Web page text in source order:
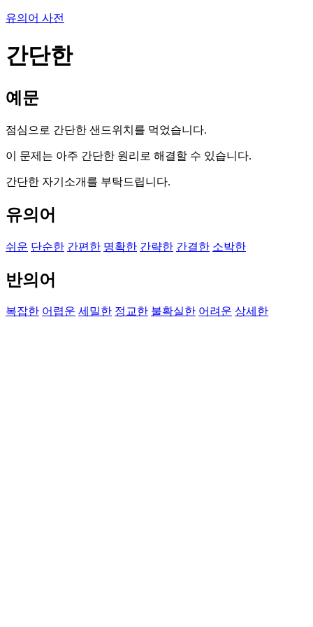
유의어 사전
간단한
예문
점심으로 간단한 샌드위치를 먹었습니다.
이 문제는 아주 간단한 원리로 해결할 수 있습니다.
간단한 자기소개를 부탁드립니다.
유의어
쉬운 단순한 간편한 명확한 간략한 간결한 소박한
반의어
복잡한 어렵운 세밀한 정교한 불확실한 어려운 상세한